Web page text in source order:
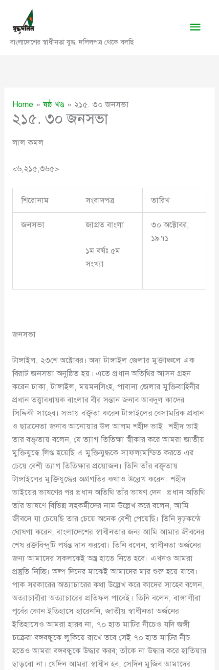
content
বাংলাদেশের স্বাধীনতা যুদ্ধ: দলিলপত্র থেকে বলছি
Main
Home ষষ্ঠ খণ্ড ২১৫. ৩০ জনসভা
২১৫. ৩০ জনসভা
লাল কমল
<৬,২১৫,৩৬৫>
শিরোনাম সংবাদপত্র তারিখ
জনসভা জাগ্রত বাংলা
১ম বর্ষঃ ৫ম
সংখ্যা
৩০ অক্টোবর,
১৯৭১
জনসভা
টাঙ্গাইল, ২৩শে অক্টোবর। অদ্য টাঙ্গাইল জেলার মুক্তাঞ্চলে এক
বিরাট জনসভা অনুষ্ঠিত হয়। এতে প্রধান অতিথির আসন গ্রহন
করেন ঢাকা, টাঙ্গাইল, ময়মনসিংহ, পাবানা জেলার মুক্তিবাহিনীর
প্রধান তত্ত্বাবধায়ক বাংলার বীর সন্তান জনাব আবদুল কাদের
সিদ্দিকী সাহেব। সভায় বক্তৃতা করেন টাঙ্গাইলের বেসামরিক প্রধান
ও ছাত্রনেতা জনাব আনোয়ার উল আলম শহীদ ভাই। শহীদ ভাই
তার বক্তৃতায় বলেন, যে ত্যাগ তিতিক্ষা স্বীকার করে আমরা জাতীয়
মুক্তিযুদ্ধে লিপ্ত হয়েছি এ মুক্তিযুদ্ধকে সাফল্যমন্ডিত করতে এর
চেয়ে বেশী ত্যাগ তিতিক্ষার প্রয়োজন। তিনি তাঁর বক্তৃতায়
টাঙ্গাইলের মুক্তিযুদ্ধের অগ্রগতির কথাও উল্লেখ করেন। শহীদ
ভাইয়ের ভাষণের পর প্রধান অতিথি তাঁর ভাষণ দেন। প্রধান অতিথি
তাঁর ভাষণে বিভিন্ন সহকর্মীদের নাম উল্লেখ করে বলেন, আমি
জীবনে যা চেয়েছি তার চেয়ে অনেক বেশী পেয়েছি। তিনি দৃঢ়কন্ঠে
ঘোষণা করেন, বাংলাদেশের স্বাধীনতার জন্য আমি আমার জীবনের
শেষ রক্তবিন্দুটি পর্যন্ত দান করবো। তিনি বলেন, স্বাধীনতা অর্জনের
জন্য আমাদের সকলকেই অস্ত্র হাতে নিতে হবে। এখনও আমরা
প্রস্তুতি নিচ্ছি। অল্প দিনের মাঝেই আমাদের মার শুরু হয়ে যাবে।
পাক সরকারের অত্যাচারের কথা উল্লেখ করে কাদের সাহেব বলেন,
অত্যাচারীরা অত্যাচারের প্রতিফল পাবেই। তিনি বলেন, বাঙ্গালীরা
পূর্বের কোন ইতিহাসে হারেননি, জাতীয় স্বাধীনতা অর্জনের
ইতিহাসেও আমরা হারব না, ৭০ হাত মাটির নীচেও যদি জঙ্গী
চক্রেরা বঙ্গবন্ধুকে লুকিয়ে রাখে তবে সেই ৭০ হাত মাটির নীচ
হতেও আমরা বঙ্গবন্ধুকে উদ্ধার করব; তাঁকে না উদ্ধার করে হাতিয়ার
ছাড়বো না। যেদিন আমরা স্বাধীন হব, সেদিন মুজিব আমাদের